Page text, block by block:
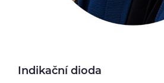
Indikační dioda